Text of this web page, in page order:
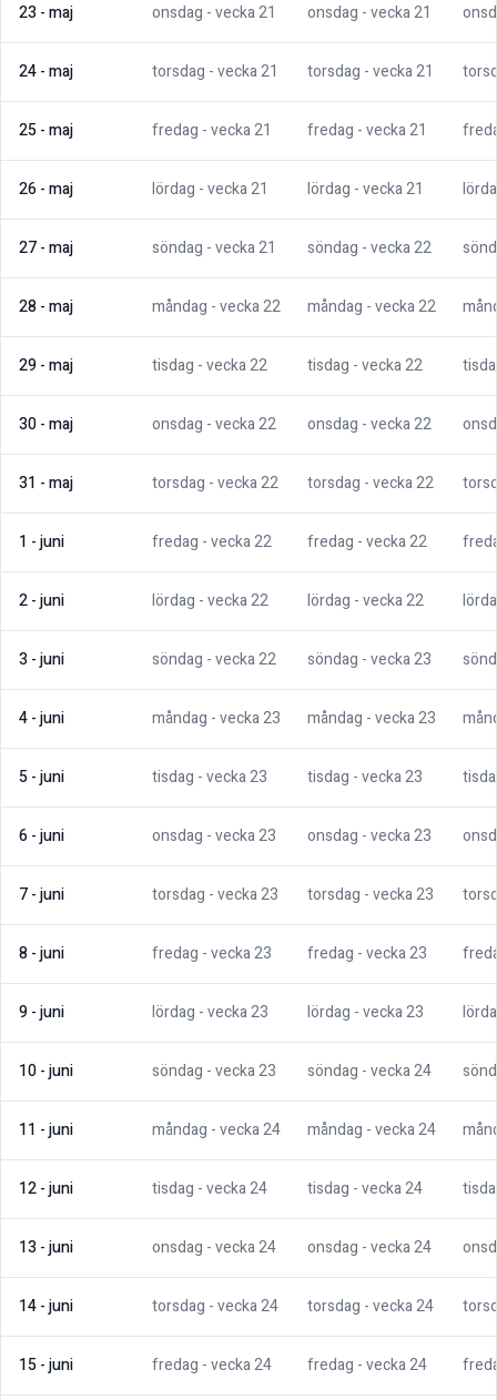
23 -maj onsdag - vecka21 onsdag - vecka21
24-maj torsdag - vecka21 torsdag - vecka21
25-maj fredag - vecka21 fredag - vecka21
26-maj lördag - vecka21 lördag - vecka21
27-maj söndag - vecka21 söndag - vecka22
28-maj måndag - vecka22 måndag - vecka22
29-maj tisdag - vecka22 tisdag - vecka22
30-maj onsdag - vecka22 onsdag - vecka22
31 -maj torsdag - vecka22 torsdag - vecka22
1 -juni fredag - vecka22 fredag - vecka22
2-juni lördag - vecka22 lördag - vecka22
3 -juni söndag - vecka22 söndag - vecka23
4-juni måndag - vecka23 måndag - vecka23
5-juni tisdag - vecka23 tisdag - vecka23
6-juni onsdag - vecka23 onsdag - vecka23
7-juni torsdag - vecka23 torsdag - vecka23
8-juni fredag - vecka23 fredag - vecka23
9-juni lördag - vecka23 lördag - vecka23
10-juni söndag - vecka23 söndag - vecka24
11 -juni måndag - vecka24 måndag - vecka24
12-juni tisdag - vecka24 tisdag - vecka24
13 -juni onsdag - vecka24 onsdag - vecka24
14-juni torsdag - vecka24 torsdag - vecka24
15-juni fredag - vecka24 fredag - vecka24